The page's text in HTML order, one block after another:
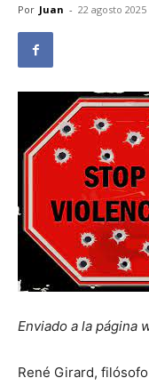
Por Juan - 22 agosto 2025
Enviado a la página
René Girard,